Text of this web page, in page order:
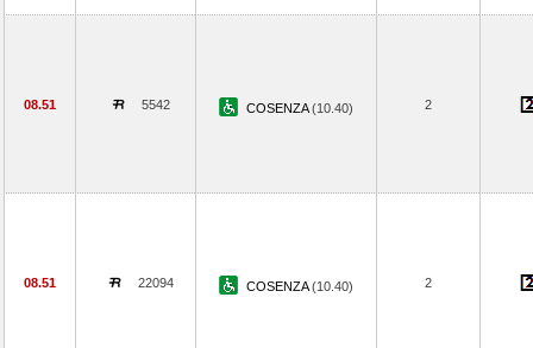
08.51 5542 COSENZA(10.40) 2
08.51 22094 COSENZA(10.40) 2